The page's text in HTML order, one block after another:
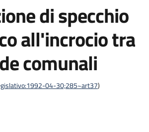
di specchio
all'incrocio tra
comunali
04-30;285~art37)